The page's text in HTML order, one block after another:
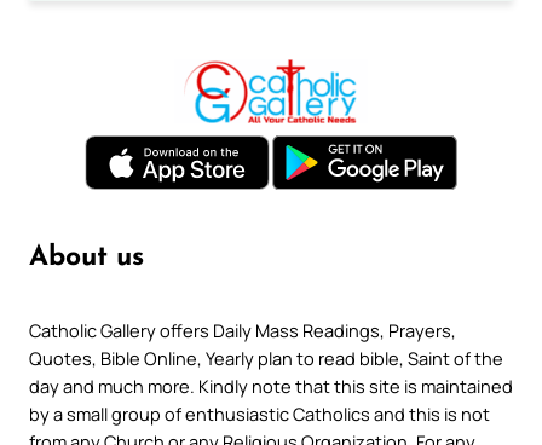
About us
Catholic Gallery offers Daily Mass Readings, Prayers,
Quotes, Bible Online, Yearly plan to read bible, Saint of the
day and much more. Kindly note that this site is maintained
by a small group of enthusiastic Catholics and this is not